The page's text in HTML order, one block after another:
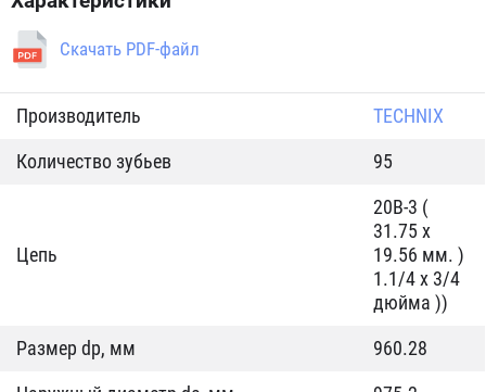
Скачать PDF-файл
Производитель
TECHNIX
Количество зубьев
95
Цепь
20B-3 (
31.75 x
19.56 мм. )
1.1/4 x 3/4
дюйма ))
Размер dp, мм
960.28